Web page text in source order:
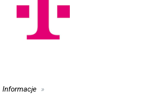
Informacje